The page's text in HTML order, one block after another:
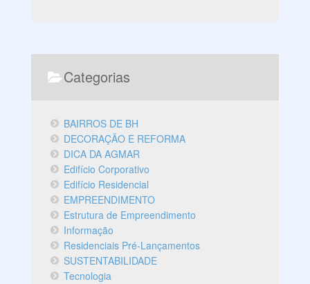
Categorias
BAIRROS DE BH
DECORAÇÃO E REFORMA
DICA DA AGMAR
Edifício Corporativo
Edifício Residencial
EMPREENDIMENTO
Estrutura de Empreendimento
Informação
Residenciais Pré-Lançamentos
SUSTENTABILIDADE
Tecnologia